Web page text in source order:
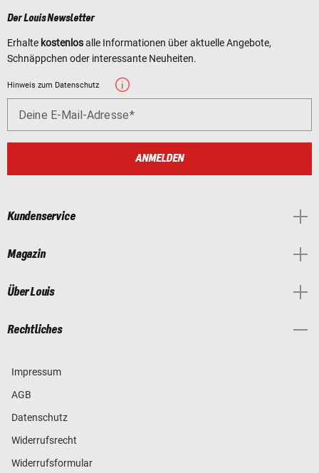
Der Louis Newsletter
Erhalte kostenlosalle Informationen über aktuelle Angebote,
Schnäppchen oder interessante Neuheiten.
Hinweis zum Datenschutz
Deine E-Mail-Adresse
ANMELDEN
Kundenservice
Magazin
Über Louis
Rechtliches
Impressum
AGB
Datenschutz
Widerrufsrecht
Widerrufsformular